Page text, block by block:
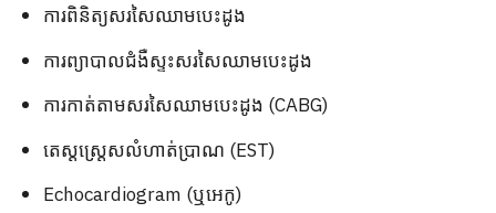
ការពិនិត្យសរសៃឈាមបេះដូង
ការព្យាបាលជំងឺស្ទះសរសៃឈាមបេះដូង
ការកាត់តាមសរសៃឈាមបេះដូង (CABG)
តេស្តស្ត្រេសលំហាត់ប្រាណ (EST)
Echocardiogram (ឬអេកូ)